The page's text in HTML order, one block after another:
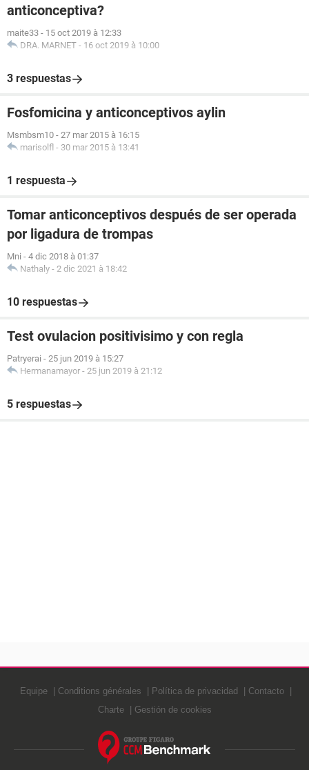
anticonceptiva?
maite33 - 15 oct 2019 à 12:33
DRA. MARNET - 16 oct 2019 à 10:00
3 respuestas
Fosfomicina y anticonceptivos aylin
Msmbsm10 - 27 mar 2015 à 16:15
marisolfl - 30 mar 2015 à 13:41
1 respuesta
Tomar anticonceptivos después de ser operada
por ligadura de trompas
Mni - 4 dic 2018 à 01:37
Nathaly - 2 dic 2021 à 18:42
10 respuestas
Test ovulacion positivisimo y con regla
Patryerai - 25 jun 2019 à 15:27
Hermanamayor - 25 jun 2019 à 21:12
5 respuestas
Equipe Conditions générales Política de privacidad
Contacto
Charte
Gestión de cookies